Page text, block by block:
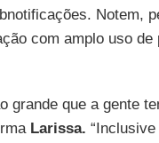
Notem,
com amplo uso
grande que a gente
Larissa. “Inclusive